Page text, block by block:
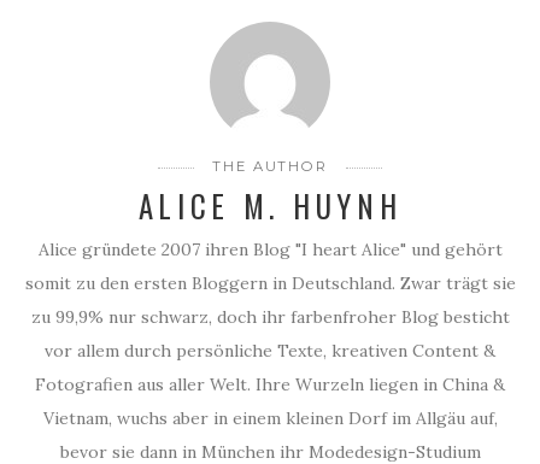
THE AUTHOR
ALICE M. HUYNH
Alice gründete 2007 ihren Blog "I heart Alice" und gehört
somit zu den ersten Bloggern in Deutschland. Zwar trägt sie
zu 99,9% nur schwarz, doch ihr farbenfroher Blog besticht
vor allem durch persönliche Texte, kreativen Content &
Fotografien aus aller Welt. Ihre Wurzeln liegen in China &
Vietnam, wuchs aber in einem kleinen Dorf im Allgäu auf,
bevor sie dann in München ihr Modedesign-Studium